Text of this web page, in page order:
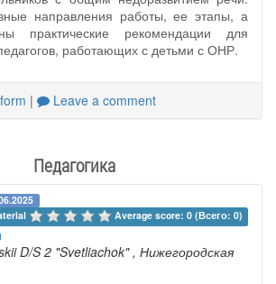
направления работы, ее этапы, а
практические рекомендации для
работающих с детьми с ОНР.
| Leave a comment
Педагогика
Average score: 0 (Всего: 0)
D/S 2 "Svetliachok" , Нижегородская